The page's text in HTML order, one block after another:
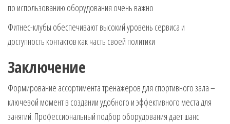
по использованию оборудования очень важно
Фитнес-клубы обеспечивают высокий уровень сервиса и
доступность контактов как часть своей политики
Заключение
Формирование ассортимента тренажеров для спортивного зала –
ключевой момент в создании удобного и эффективного места для
занятий. Профессиональный подбор оборудования дает шанс